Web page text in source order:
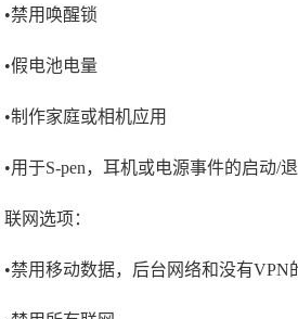
•禁用唤醒锁
•假电池电量
•制作家庭或相机应用
•用于S-pen，耳机或电源事件的启动/
联网选项：
•禁用移动数据，后台网络和没有VPN